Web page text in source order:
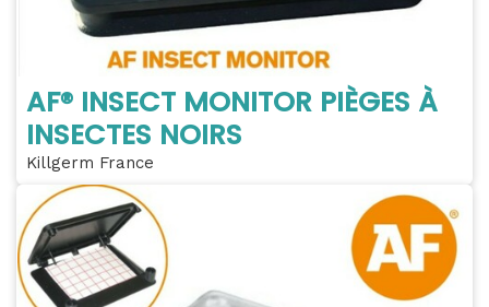
AF® INSECT MONITOR PIÈGES À
INSECTES NOIRS
Killgerm France